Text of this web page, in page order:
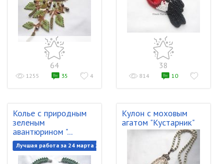
64
1255 35 4
38
814 10
Колье с природным
зеленым
авантюрином "...
Лучшая работа за 24 марта 2019
Кулон с моховым
агатом "Кустарник"